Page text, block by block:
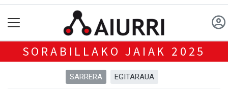
SORABILLAKO JAIAK 2025
SARRERA EGITARAUA